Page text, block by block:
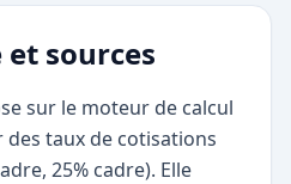
sources
sur le moteur de calcul
taux de cotisations
25% cadre). Elle